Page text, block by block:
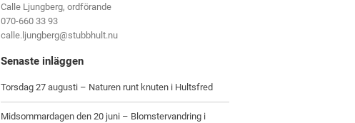
Calle Ljungberg, ordförande
070-660 33 93
calle.ljungberg@stubbhult.nu
Senaste inläggen
Torsdag 27 augusti – Naturen runt knuten i Hultsfred
Midsommardagen den 20 juni – Blomstervandring i